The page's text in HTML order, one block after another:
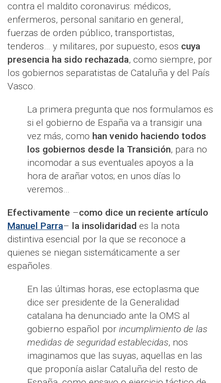
contra el maldito coronavirus: médicos,
enfermeros, personal sanitario en general,
fuerzas de orden público, transportistas,
tenderos… y militares, por supuesto, esos cuya
presencia ha sido rechazada, como siempre, por
los gobiernos separatistas de Cataluña y del País
Vasco.
La primera pregunta que nos formulamos es
si el gobierno de España va a transigir una
vez más, como han venido haciendo todos
los gobiernos desde la Transición, para no
incomodar a sus eventuales apoyos a la
hora de arañar votos; en unos días lo
veremos…
Efectivamente –como dice un reciente artículo
Manuel Parra– la insolidaridad es la nota
distintiva esencial por la que se reconoce a
quienes se niegan sistemáticamente a ser
españoles.
En las últimas horas, ese ectoplasma que
dice ser presidente de la Generalidad
catalana ha denunciado ante la OMS al
gobierno español por incumplimiento de las
medidas de seguridad establecidas, nos
imaginamos que las suyas, aquellas en las
que proponía aislar Cataluña del resto de